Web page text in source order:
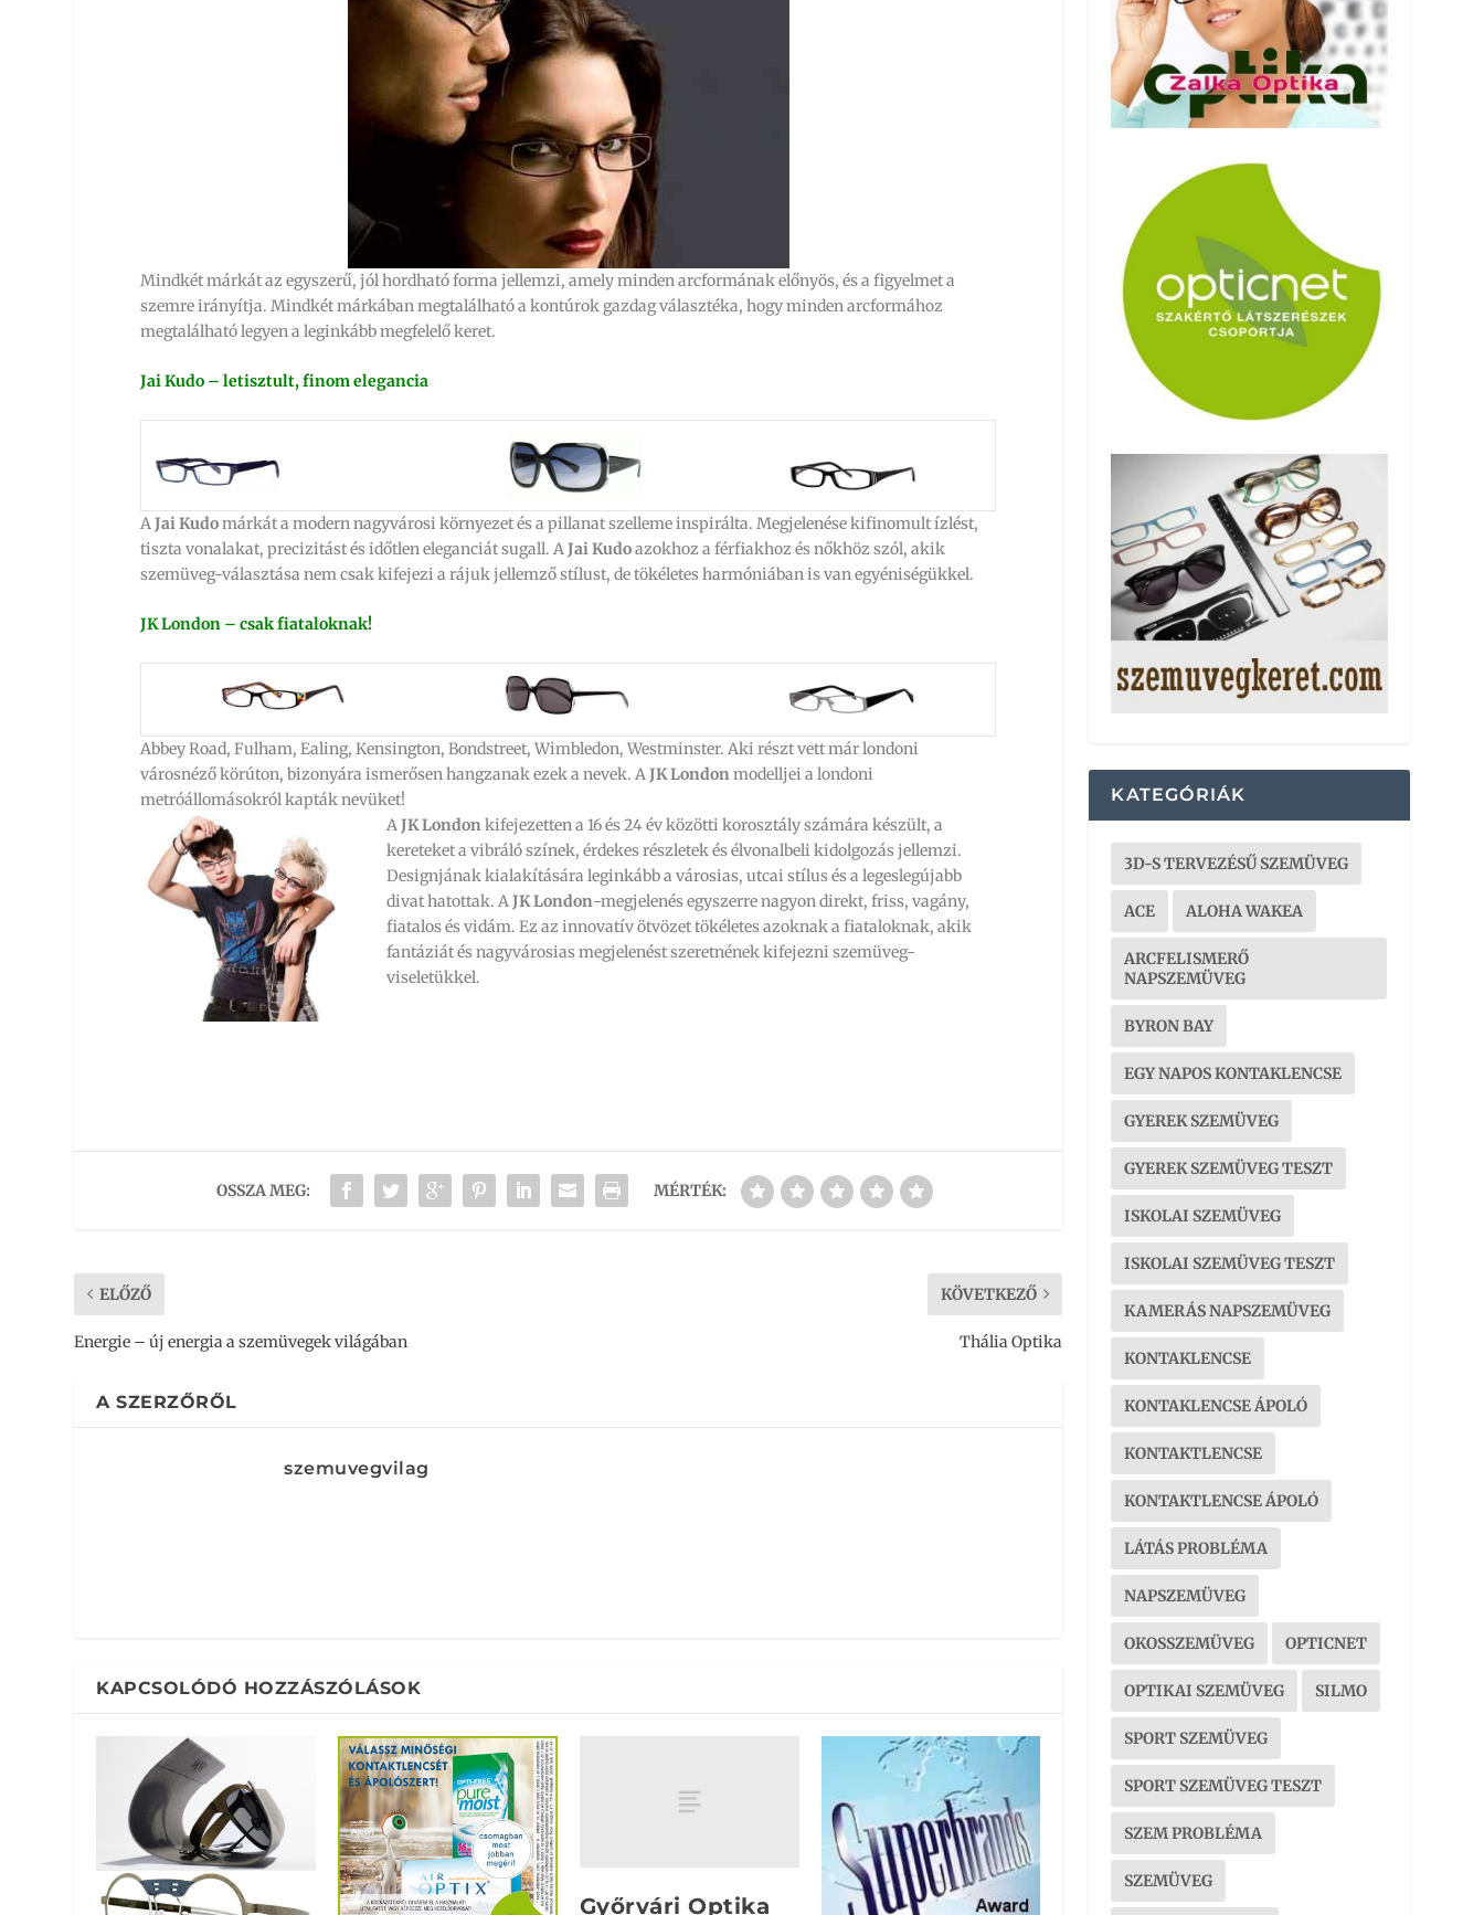
Mindkét márkát az egyszerű, jól hordható forma jellemzi, amely minden arcformának előnyös, és a figyelmet a
szemre irányítja. Mindkét márkában megtalálható a kontúrok gazdag választéka, hogy minden arcformához
megtalálható legyen a leginkább megfelelő keret.
Jai Kudo – letisztult, finom elegancia
AJai Kudomárkát a modern nagyvárosi környezet és a pillanat szelleme inspirálta. Megjelenése kifinomult ízlést,
tiszta vonalakat, precizitást és időtlen eleganciát sugall. AJai Kudoazokhoz a férfiakhoz és nőkhöz szól, akik
szemüveg-választása nem csak kifejezi a rájuk jellemző stílust, de tökéletes harmóniában is van egyéniségükkel.
JK London – csak fiataloknak!
Abbey Road, Fulham, Ealing, Kensington, Bondstreet, Wimbledon, Westminster. Aki részt vett már londoni
városnéző körúton, bizonyára ismerősen hangzanak ezek a nevek. AJK London modelljei a londoni
metróállomásokról kapták nevüket!
AJK London kifejezetten a 16 és 24 év közötti korosztály számára készült, a
kereteket a vibráló színek, érdekes részletek és élvonalbeli kidolgozás jellemzi.
Designjának kialakítására leginkább a városias, utcai stílus és a legeslegújabb
divat hatottak. A JK London-megjelenés egyszerre nagyon direkt, friss, vagány,
fiatalos és vidám. Ez az innovatív ötvözet tökéletes azoknak a fiataloknak, akik
fantáziát és nagyvárosias megjelenést szeretnének kifejezni szemüveg-
viseletükkel.
OSSZA MEG: MÉRTÉK:
ELŐZŐ
Energie – új energia a szemüvegek világában
KÖVETKEZŐ
Thália Optika
A SZERZŐRŐL
szemuvegvilag
KAPCSOLÓDÓ HOZZÁSZÓLÁSOK
Győrvári Optika
KATEGÓRIÁK
3D-S TERVEZÉSŰ SZEMÜVEG
ACE ALOHA WAKEA
ARCFELISMERŐ
NAPSZEMÜVEG
BYRON BAY
EGY NAPOS KONTAKLENCSE
GYEREK SZEMÜVEG
GYEREK SZEMÜVEG TESZT
ISKOLAI SZEMÜVEG
ISKOLAI SZEMÜVEG TESZT
KAMERÁS NAPSZEMÜVEG
KONTAKLENCSE
KONTAKLENCSE ÁPOLÓ
KONTAKTLENCSE
KONTAKTLENCSE ÁPOLÓ
LÁTÁS PROBLÉMA
NAPSZEMÜVEG
OKOSSZEMÜVEG OPTICNET
OPTIKAI SZEMÜVEG SILMO
SPORT SZEMÜVEG
SPORT SZEMÜVEG TESZT
SZEM PROBLÉMA
SZEMÜVEG